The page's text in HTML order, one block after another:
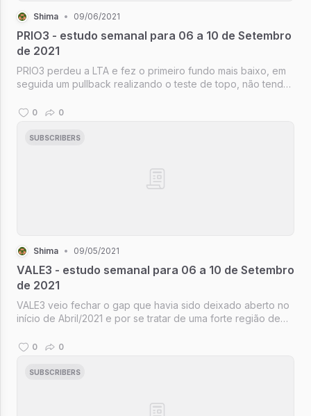
Shima • 09/06/2021
PRIO3 - estudo semanal para 06 a 10 de Setembro
de 2021
PRIO3 perdeu a LTA e fez o primeiro fundo mais baixo, em
seguida um pullback realizando o teste de topo, não tendo
forma acentuada, deixando um topo mais baixo e com isso
0 0
SUBSCRIBERS
Shima • 09/05/2021
VALE3 - estudo semanal para 06 a 10 de Setembro
de 2021
VALE3 veio fechar o gap que havia sido deixado aberto no
início de Abril/2021 e por se tratar de uma forte região de
dos compradores, mesmo que um tanto tímido por
0 0
SUBSCRIBERS